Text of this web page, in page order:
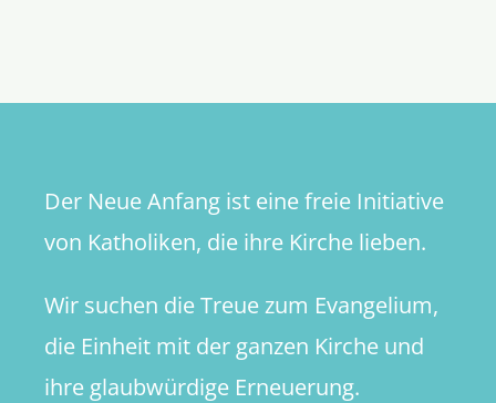
in
Der Neue Anfang ist eine freie Initiative
von Katholiken, die ihre Kirche lieben.
Wir suchen die Treue zum Evangelium,
die Einheit mit der ganzen Kirche und
ihre glaubwürdige Erneuerung.